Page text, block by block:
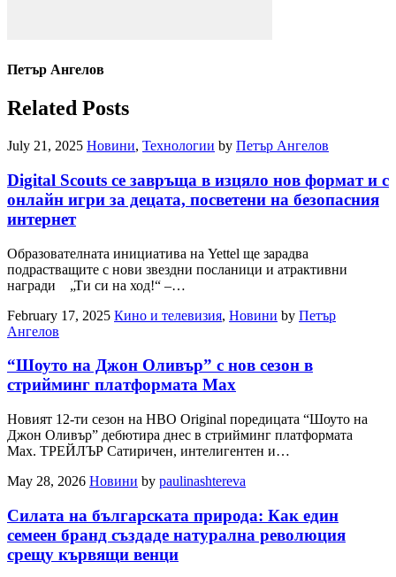
Петър Ангелов
Related Posts
July 21, 2025 Новини, Технологии by Петър Ангелов
Digital Scouts се завръща в изцяло нов формат и с
онлайн игри за децата, посветени на безопасния
интернет
Образователната инициатива на Yettel ще зарадва
подрастващите с нови звездни посланици и атрактивни
награди „Ти си на ход!“ –…
February 17, 2025 Кино и телевизия, Новини by Петър
Ангелов
“Шоуто на Джон Оливър” с нов сезон в
стрийминг платформата Max
Новият 12-ти сезон на HBO Original поредицата “Шоуто на
Джон Оливър” дебютира днес в стрийминг платформата
Max. ТРЕЙЛЪР Сатиричен, интелигентен и…
May 28, 2026 Новини by paulinashtereva
Силата на българската природа: Как един
семеен бранд създаде натурална революция
срещу кървящи венци